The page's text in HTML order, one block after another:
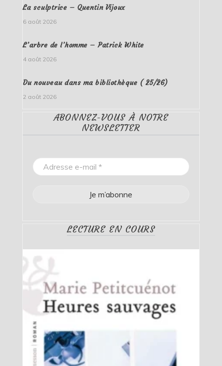
La sculptrice – Quentin Vijoux
6 août 2026
L’arbre de l’homme – Patrick White
4 août 2026
Du nouveau dans ma bibliothèque ( 25/26)
2 août 2026
ABONNEZ-VOUS À NOTRE
NEWSLETTER
LECTURE EN COURS